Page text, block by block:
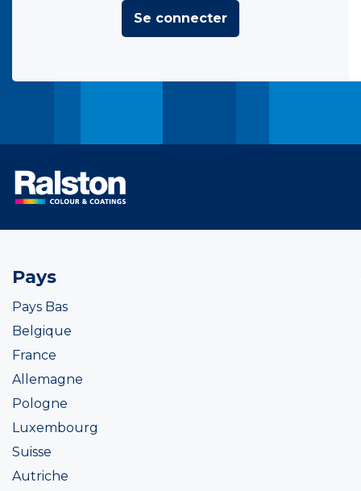
Se connecter
Pays
Pays Bas
Belgique
France
Allemagne
Pologne
Luxembourg
Suisse
Autriche